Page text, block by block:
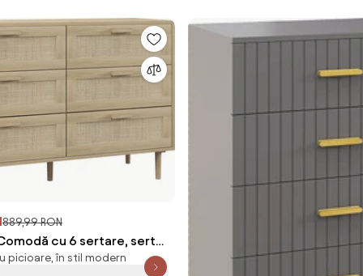
889,99 RON
cu 6 sertare, sertar
înalt | Aosom Romania
picioare, în stil modern